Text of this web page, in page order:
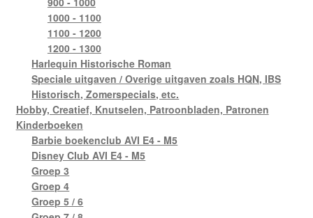
1000 - 1100
1100 - 1200
1200 - 1300
Harlequin Historische Roman
Speciale uitgaven / Overige uitgaven zoals HQN, IBS
Historisch, Zomerspecials, etc.
Hobby, Creatief, Knutselen, Patroonbladen, Patronen
Kinderboeken
Barbie boekenclub AVI E4 - M5
Disney Club AVI E4 - M5
Groep 3
Groep 4
Groep 5 / 6